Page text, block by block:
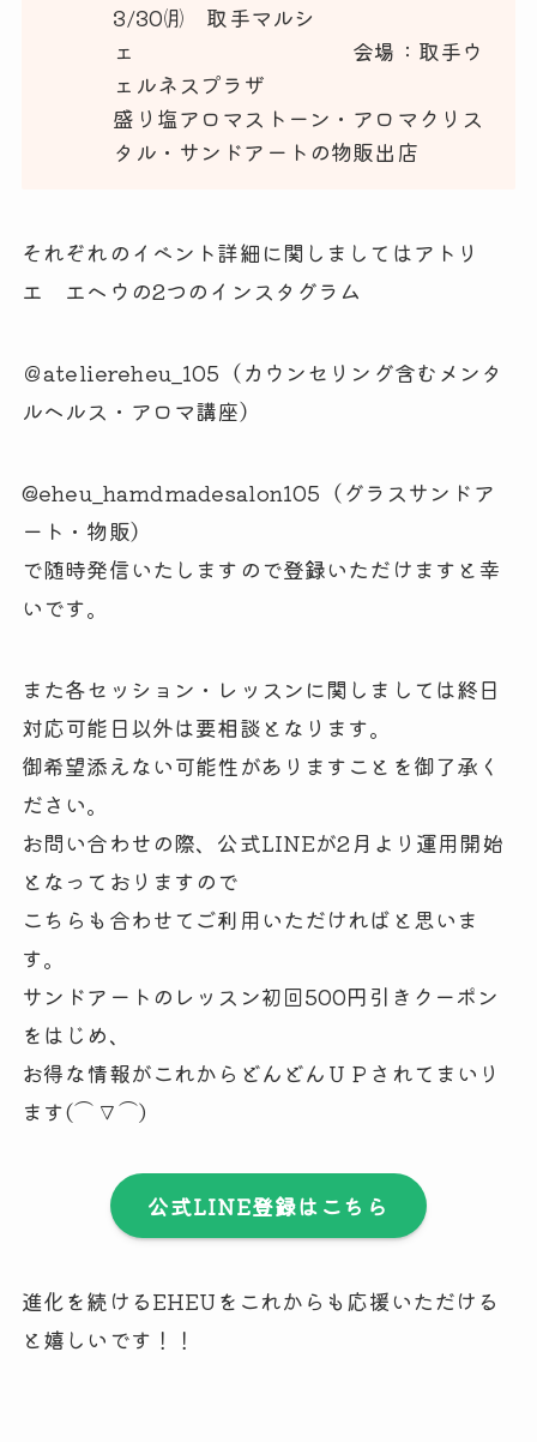
3/30㈪ 取手マルシ
ェ 会場：取手ウ
ェルネスプラザ
盛り塩アロマストーン・アロマクリス
タル・サンドアートの物販出店
それぞれのイベント詳細に関しましてはアトリ
エ エヘウの2つのインスタグラム
＠ateliereheu_105（カウンセリング含むメンタ
ルヘルス・アロマ講座）
@eheu_hamdmadesalon105（グラスサンドア
ート・物販）
で随時発信いたしますので登録いただけますと幸
いです。
また各セッション・レッスンに関しましては終日
対応可能日以外は要相談となります。
御希望添えない可能性がありますことを御了承く
ださい。
お問い合わせの際、公式LINEが2月より運用開始
となっておりますので
こちらも合わせてご利用いただければと思いま
す。
サンドアートのレッスン初回500円引きクーポン
をはじめ、
お得な情報がこれからどんどんＵＰされてまいり
ます(⌒∇⌒)
公式LINE登録はこちら
進化を続けるEHEUをこれからも応援いただける
と嬉しいです！！